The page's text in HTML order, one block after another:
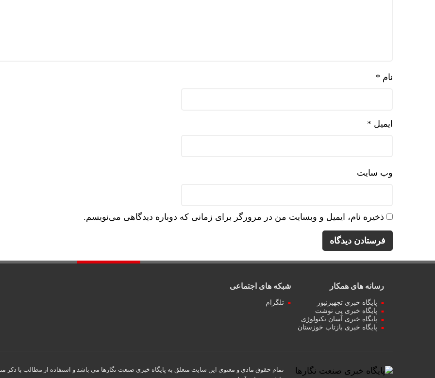
نام *
ایمیل *
وب‌ سایت
ذخیره نام، ایمیل و وبسایت من در مرورگر برای زمانی که دوباره دیدگاهی می‌نویسم.
رسانه های همکار
پایگاه خبری تجهیزنیوز
پایگاه خبری پی نوشت
پایگاه خبری آسان تکنولوژی
پایگاه خبری بازتاب خوزستان
شبکه های اجتماعی
تلگرام
تمام حقوق مادی و معنوی این سایت متعلق به پایگاه خبری صنعت نگارها می باشد و استفاده از مطالب با ذکر